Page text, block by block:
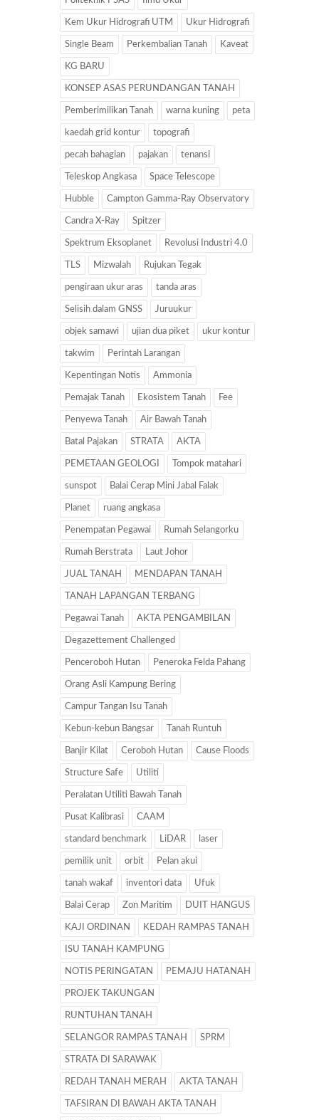
Kem Ukur Hidrografi UTM Ukur Hidrografi
Single Beam Perkembalian Tanah Kaveat
KG BARU
KONSEP ASAS PERUNDANGAN TANAH
Pemberimilikan Tanah warna kuning peta
kaedah grid kontur topografi
pecah bahagian pajakan tenansi
Teleskop Angkasa Space Telescope
Hubble Campton Gamma-Ray Observatory
Candra X-Ray Spitzer
Spektrum Eksoplanet Revolusi Industri 4.0
TLS Mizwalah Rujukan Tegak
pengiraan ukur aras tanda aras
Selisih dalam GNSS Juruukur
objek samawi ujian dua piket ukur kontur
takwim Perintah Larangan
Kepentingan Notis Ammonia
Pemajak Tanah Ekosistem Tanah Fee
Penyewa Tanah Air Bawah Tanah
Batal Pajakan STRATA AKTA
PEMETAAN GEOLOGI Tompok matahari
sunspot Balai Cerap Mini Jabal Falak
Planet ruang angkasa
Penempatan Pegawai Rumah Selangorku
Rumah Berstrata Laut Johor
JUAL TANAH MENDAPAN TANAH
TANAH LAPANGAN TERBANG
Pegawai Tanah AKTA PENGAMBILAN
Degazettement Challenged
Penceroboh Hutan Peneroka Felda Pahang
Orang Asli Kampung Bering
Campur Tangan Isu Tanah
Kebun-kebun Bangsar Tanah Runtuh
Banjir Kilat Ceroboh Hutan Cause Floods
Structure Safe Utiliti
Peralatan Utiliti Bawah Tanah
Pusat Kalibrasi CAAM
standard benchmark LiDAR laser
pemilik unit orbit Pelan akui
tanah wakaf inventori data Ufuk
Balai Cerap Zon Maritim DUIT HANGUS
KAJI ORDINAN KEDAH RAMPAS TANAH
ISU TANAH KAMPUNG
NOTIS PERINGATAN PEMAJU HATANAH
PROJEK TAKUNGAN
RUNTUHAN TANAH
SELANGOR RAMPAS TANAH SPRM
STRATA DI SARAWAK
REDAH TANAH MERAH AKTA TANAH
TAFSIRAN DI BAWAH AKTA TANAH